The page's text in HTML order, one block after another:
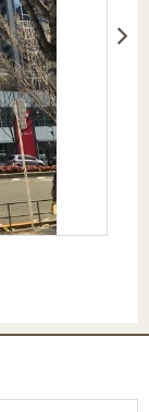
住まい1プ
ラス（お
役立ちコ
ラム）
ラス（お
役立ちコ
ラム）